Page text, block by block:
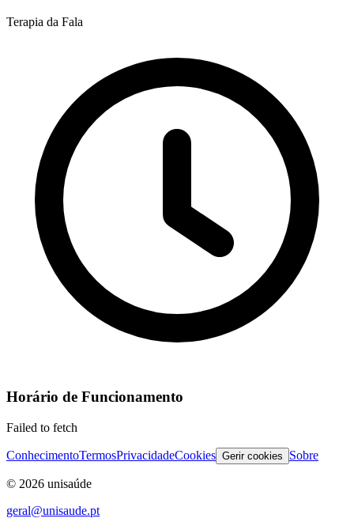
Terapia da Fala
Horário de Funcionamento
Failed to fetch
ConhecimentoTermosPrivacidadeCookies Gerir cookies Sobre
© 2026 unisaúde
geral@unisaude.pt